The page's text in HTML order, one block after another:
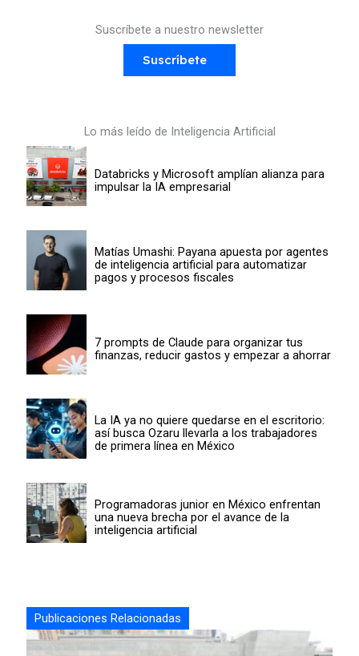
Suscríbete a nuestro newsletter
Suscríbete
Lo más leído de Inteligencia Artificial
Databricks y Microsoft amplían alianza para
impulsar la IA empresarial
Matías Umashi: Payana apuesta por agentes
de inteligencia artificial para automatizar
pagos y procesos fiscales
7 prompts de Claude para organizar tus
finanzas, reducir gastos y empezar a ahorrar
La IA ya no quiere quedarse en el escritorio:
así busca Ozaru llevarla a los trabajadores
de primera línea en México
Programadoras junior en México enfrentan
una nueva brecha por el avance de la
inteligencia artificial
Publicaciones Relacionadas